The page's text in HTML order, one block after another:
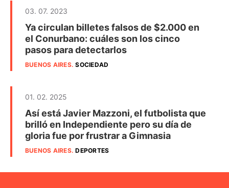
03. 07. 2023
Ya circulan billetes falsos de $2.000 en
el Conurbano: cuáles son los cinco
pasos para detectarlos
BUENOS AIRES.SOCIEDAD
01. 02. 2025
Así está Javier Mazzoni, el futbolista que
brilló en Independiente pero su día de
gloria fue por frustrar a Gimnasia
BUENOS AIRES.DEPORTES